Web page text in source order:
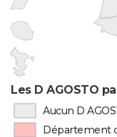
Les D AGOSTO
Aucun D
Département